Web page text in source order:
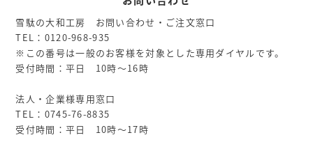
雪駄の大和工房 お問い合わせ・ご注文窓口
TEL：0120-968-935
※この番号は一般のお客様を対象とした専用ダイヤルです。
受付時間：平日 10時～16時
法人・企業様専用窓口
TEL：0745-76-8835
受付時間：平日 10時～17時